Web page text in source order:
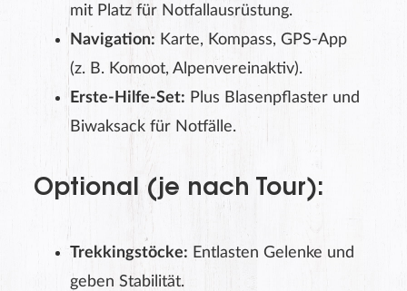
mit Platz für Notfallausrüstung.
Navigation: Karte, Kompass, GPS-App
(z. B. Komoot, Alpenvereinaktiv).
Erste-Hilfe-Set: Plus Blasenpflaster und
Biwaksack für Notfälle.
Optional (je nach Tour):
Trekkingstöcke: Entlasten Gelenke und
geben Stabilität.